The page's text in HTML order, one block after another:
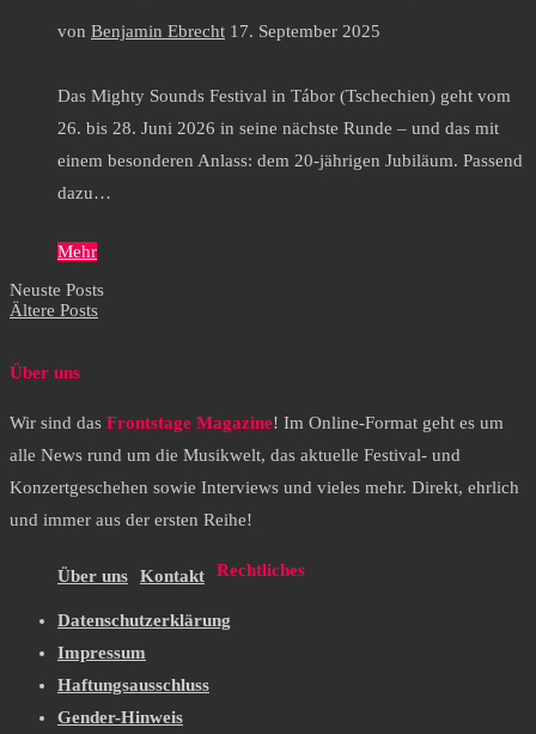
von Benjamin Ebrecht 17. September 2025
Das Mighty Sounds Festival in Tábor (Tschechien) geht vom
26. bis 28. Juni 2026 in seine nächste Runde – und das mit
einem besonderen Anlass: dem 20-jährigen Jubiläum. Passend
dazu…
Mehr
Neuste Posts
Ältere Posts
Über uns
Wir sind das Frontstage Magazine! Im Online-Format geht es um
alle News rund um die Musikwelt, das aktuelle Festival- und
Konzertgeschehen sowie Interviews und vieles mehr. Direkt, ehrlich
und immer aus der ersten Reihe!
Über uns Kontakt Rechtliches
Datenschutzerklärung
Impressum
Haftungsausschluss
Gender-Hinweis